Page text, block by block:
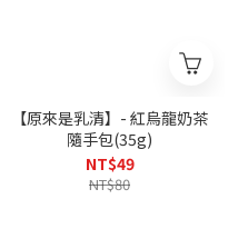
【原來是乳清】- 紅烏龍奶茶
隨手包(35g)
NT$49
NT$80